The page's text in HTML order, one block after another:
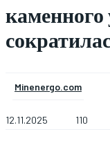
Minenergo.com
12.11.2025 110